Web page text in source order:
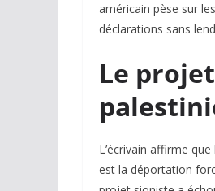
américain pèse sur
déclarations sans
Le
L’écrivain affirme
est la déportation